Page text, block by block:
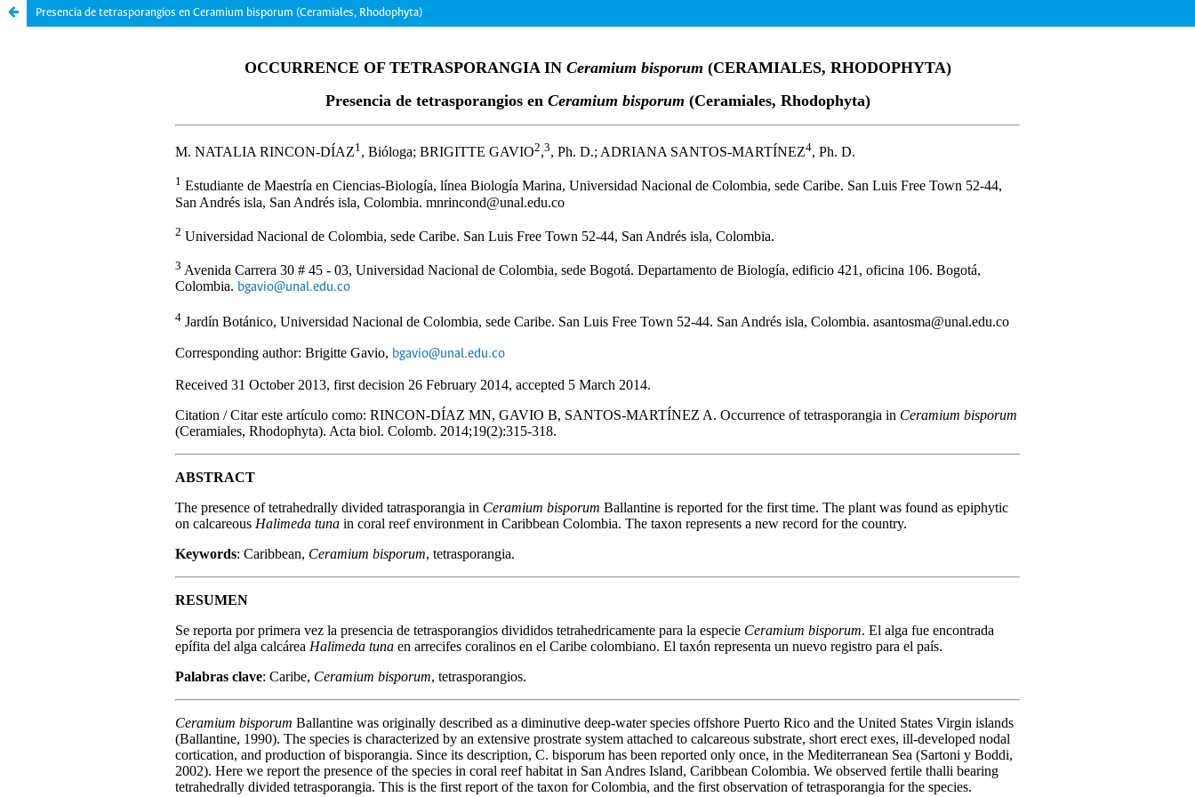
Presencia de tetrasporangios en Ceramium bisporum (Ceramiales, Rhodophyta)